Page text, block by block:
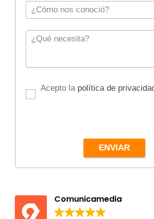
Acepto la política de
ENVIAR
Comunicamedia